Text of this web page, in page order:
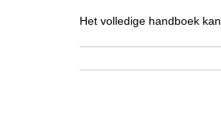
Het volledige handboek kan